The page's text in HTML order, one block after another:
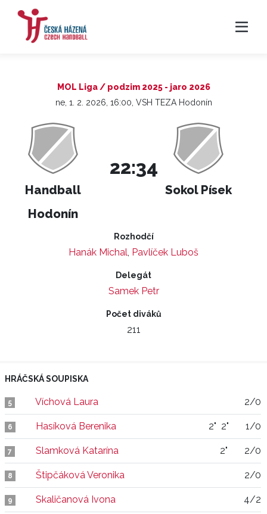
MOL Liga / podzim 2025 - jaro 2026
ne, 1. 2. 2026, 16:00, VSH TEZA Hodonín
Handball
Hodonín
22:34
Sokol Písek
Rozhodčí
Hanák Michal, Pavlíček Luboš
Delegát
Samek Petr
Počet diváků
211
HRÁČSKÁ SOUPISKA
5 Víchová Laura 2/0
6 Hasíková Berenika 2" 2" 1/0
7 Slamková Katarína 2" 2/0
8 Štipčáková Veronika 2/0
9 Skaličanová Ivona 4/2